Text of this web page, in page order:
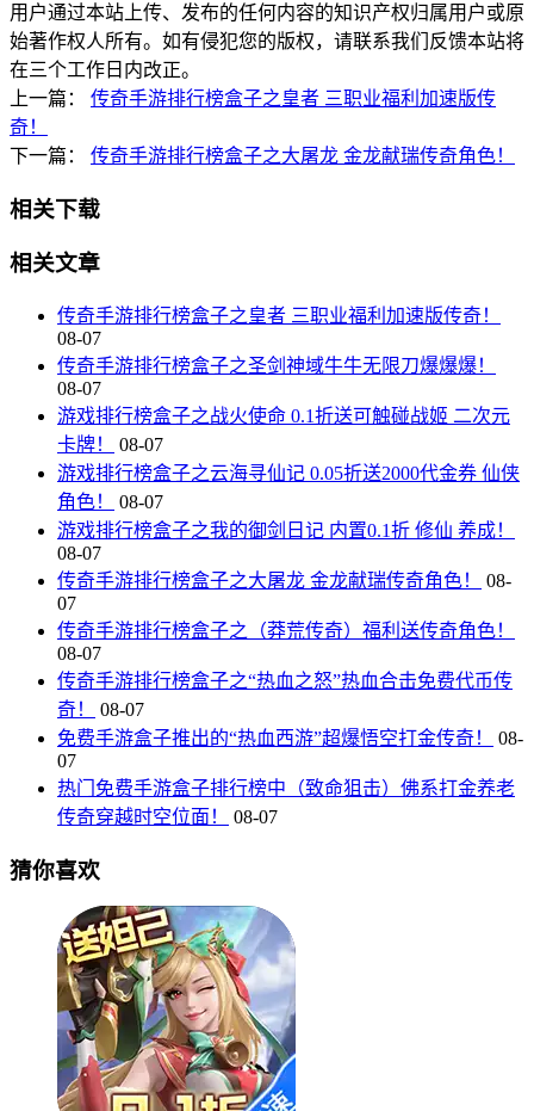
用户通过本站上传、发布的任何内容的知识产权归属用户或原
始著作权人所有。如有侵犯您的版权，请联系我们反馈本站将
在三个工作日内改正。
上一篇：
传奇手游排行榜盒子之皇者 三职业福利加速版传
奇！
下一篇：
传奇手游排行榜盒子之大屠龙 金龙献瑞传奇角色！
相关下载
相关文章
传奇手游排行榜盒子之皇者 三职业福利加速版传奇！
08-07
传奇手游排行榜盒子之圣剑神域牛牛无限刀爆爆爆！
08-07
游戏排行榜盒子之战火使命 0.1折送可触碰战姬 二次元
卡牌！
08-07
游戏排行榜盒子之云海寻仙记 0.05折送2000代金券 仙侠
角色！
08-07
游戏排行榜盒子之我的御剑日记 内置0.1折 修仙 养成！
08-07
传奇手游排行榜盒子之大屠龙 金龙献瑞传奇角色！
08-
07
传奇手游排行榜盒子之（莽荒传奇）福利送传奇角色！
08-07
传奇手游排行榜盒子之“热血之怒”热血合击免费代币传
奇！
08-07
免费手游盒子推出的“热血西游”超爆悟空打金传奇！
08-
07
热门免费手游盒子排行榜中（致命狙击）佛系打金养老
传奇穿越时空位面！
08-07
猜你喜欢